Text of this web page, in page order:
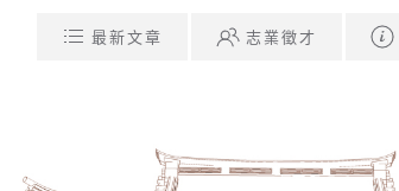
最新文章 志業徵才